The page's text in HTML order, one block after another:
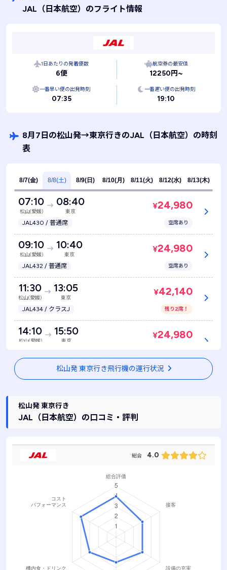
JAL （日本航空） のフライト情報
1日あたりの発着便数
6便
航空券の最安値
12250円~
一番早い便の出発時刻
07:35
一番遅い便の出発時刻
19:10
8月7日の松山発→東京行きのJAL （日本航空） の時刻
表
8/7(金) 8/8(土) 8/9(日) 8/10(月) 8/11(火) 8/12(水) 8/13(木)
07:10
松山(愛媛)
08:40
東京
JAL430 / 普通席
¥24,980
空席あり
09:10
松山(愛媛)
10:40
東京
JAL432 / 普通席
¥24,980
空席あり
11:30
松山(愛媛)
13:05
東京
JAL434 / クラスJ
¥42,140
残り2席！
14:10
松山(愛媛)
15:50
東京
¥24,980
松山発 東京行き飛行機の運行状況
松山発 東京行き
JAL （日本航空） の口コミ・評判
総合 4.0